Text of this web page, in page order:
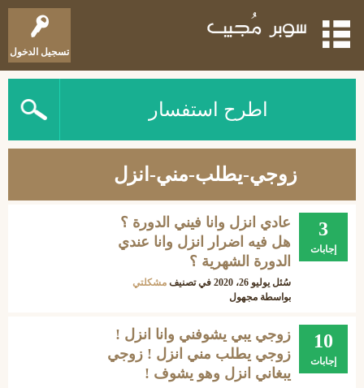
تسجيل الدخول
اطرح استفسار
زوجي-يطلب-مني-انزل
3
إجابات
عادي انزل وانا فيني الدورة ؟
هل فيه اضرار انزل وانا عندي
الدورة الشهرية ؟
سُئل يوليو 26، 2020 في تصنيف مشكلتي
بواسطة مجهول
10
إجابات
زوجي يبي يشوفني وانا انزل !
زوجي يطلب مني انزل ! زوجي
يبغاني انزل وهو يشوف !